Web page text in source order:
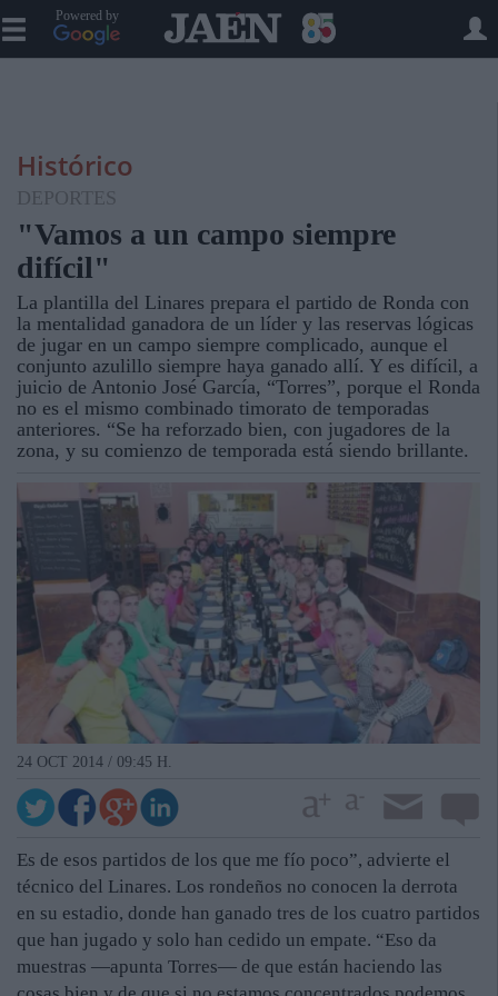
Powered by
Histórico
DEPORTES
"Vamos a un campo siempre
difícil"
La plantilla del Linares prepara el partido de Ronda con
la mentalidad ganadora de un líder y las reservas lógicas
de jugar en un campo siempre complicado, aunque el
conjunto azulillo siempre haya ganado allí. Y es difícil, a
juicio de Antonio José García, “Torres”, porque el Ronda
no es el mismo combinado timorato de temporadas
anteriores. “Se ha reforzado bien, con jugadores de la
zona, y su comienzo de temporada está siendo brillante.
24 OCT 2014 / 09:45 H.
Es de esos partidos de los que me fío poco”, advierte el
técnico del Linares. Los rondeños no conocen la derrota
en su estadio, donde han ganado tres de los cuatro partidos
que han jugado y solo han cedido un empate. “Eso da
muestras —apunta Torres— de que están haciendo las